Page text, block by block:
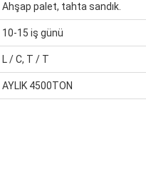
Ahşap palet, tahta sandık.
10-15 iş günü
L / C, T / T
AYLIK 4500TON